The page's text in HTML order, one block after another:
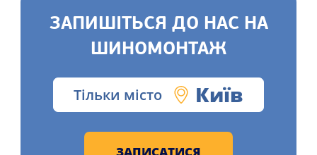
ЗАПИШІТЬСЯ ДО НАС НА
ШИНОМОНТАЖ
Тільки місто Київ
ЗАПИСАТИСЯ